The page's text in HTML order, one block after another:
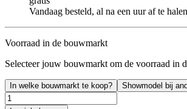
Vandaag besteld, al na een uur af te
Voorraad in de bouwmarkt
Selecteer jouw bouwmarkt om de voorraad in
In welke bouwmarkt te koop? Showmodel bij